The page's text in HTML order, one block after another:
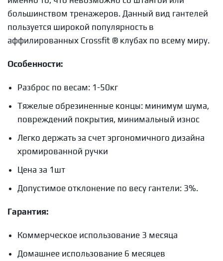
большинством тренажеров. Данный вид гантелей
пользуется широкой популярность в
аффилированных Crossfit ® клубах по всему миру.
Особенности:
Разброс по весам: 1-50кг
Тяжелые обрезиненные концы: минимум шума,
повреждений покрытия, минимальный износ
Легко держать за счет эргономичного дизайна
хромированной ручки
Цена за 1шт
Допустимое отклонение по весу гантели: 3%.
Гарантия:
Коммерческое использование 3 месяца
Домашнее использование 6 месяцев